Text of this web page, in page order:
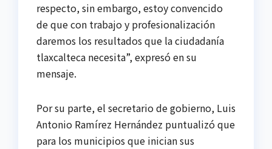
respecto, sin embargo, estoy convencido
de que con trabajo y profesionalización
daremos los resultados que la ciudadanía
tlaxcalteca necesita”, expresó en su
mensaje.
Por su parte, el secretario de gobierno, Luis
Antonio Ramírez Hernández puntualizó que
para los municipios que inician sus